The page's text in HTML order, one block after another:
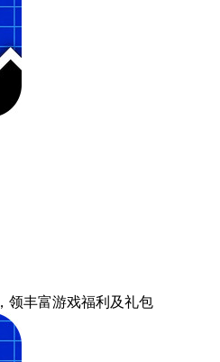
，领丰富游戏福利 及礼包